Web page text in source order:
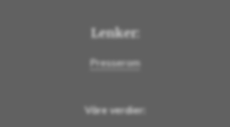
Lenker:
Presserom
Våre verdier: